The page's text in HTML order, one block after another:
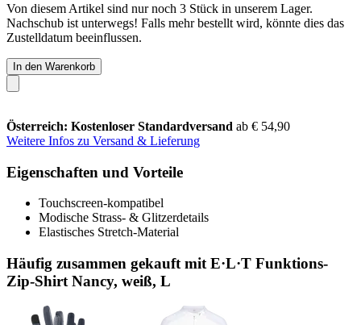
Von diesem Artikel sind nur noch 3 Stück in unserem Lager.
Nachschub ist unterwegs! Falls mehr bestellt wird, könnte dies das
Zustelldatum beeinflussen.
In den Warenkorb
Österreich: Kostenloser Standardversand ab € 54,90
Weitere Infos zu Versand & Lieferung
Eigenschaften und Vorteile
Touchscreen-kompatibel
Modische Strass- & Glitzerdetails
Elastisches Stretch-Material
Häufig zusammen gekauft mit E·L·T Funktions-
Zip-Shirt Nancy, weiß, L